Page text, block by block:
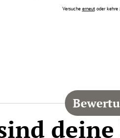
Versuche erneutoder kehre